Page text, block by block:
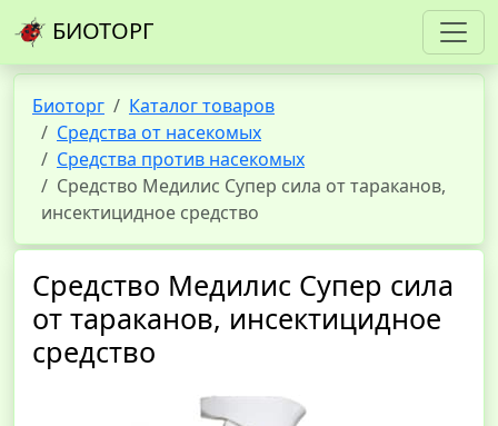
БИОТОРГ
Биоторг
Каталог товаров
Средства от насекомых
Средства против насекомых
Средство Медилис Супер сила от тараканов,
инсектицидное средство
Средство Медилис Супер сила
от тараканов, инсектицидное
средство